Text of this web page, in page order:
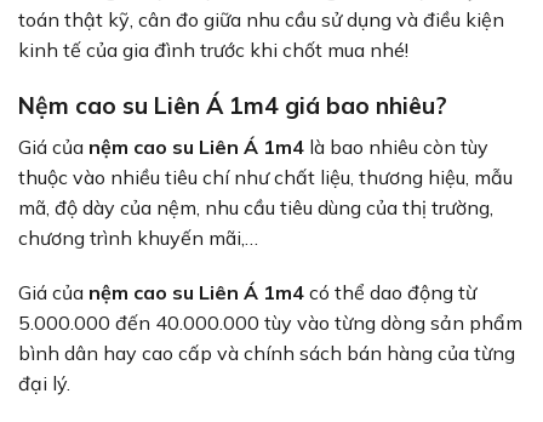
toán thật kỹ, cân đo giữa nhu cầu sử dụng và điều kiện
kinh tế của gia đình trước khi chốt mua nhé!
Nệm cao su Liên Á 1m4 giá bao nhiêu?
Giá của nệm cao su Liên Á 1m4 là bao nhiêu còn tùy
thuộc vào nhiều tiêu chí như chất liệu, thương hiệu, mẫu
mã, độ dày của nệm, nhu cầu tiêu dùng của thị trường,
chương trình khuyến mãi,…
Giá của nệm cao su Liên Á 1m4 có thể dao động từ
5.000.000 đến 40.000.000 tùy vào từng dòng sản phẩm
bình dân hay cao cấp và chính sách bán hàng của từng
đại lý.